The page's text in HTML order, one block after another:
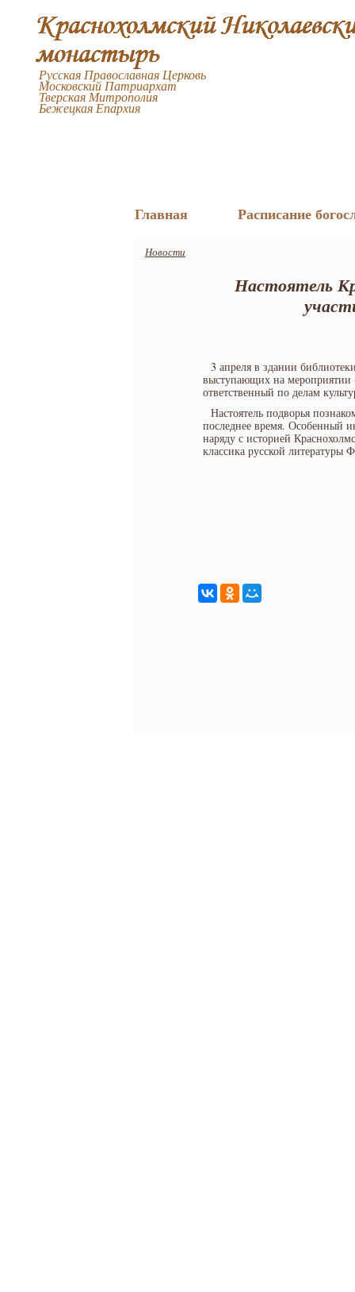
Русская Православная Церковь
Московский Патриархат
Тверская Митрополия
Бежецкая Епархия
Главная Расписание
Настоятель
3 апреля в здании
выступающих на мероприятии -
ответственный по делам
Настоятель подворья
последнее время. Особенный
наряду с историей
классика русской литературы
Новости